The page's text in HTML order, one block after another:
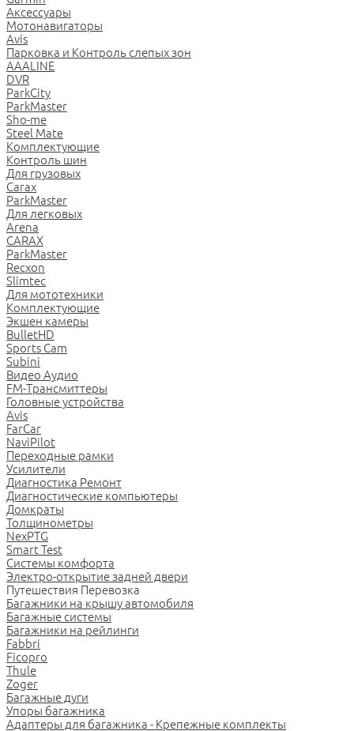
Аксессуары
Мотонавигаторы
Avis
Парковка и Контроль слепых зон
AAALINE
DVR
ParkCity
ParkMaster
Sho-me
Steel Mate
Комплектующие
Контроль шин
Для грузовых
Carax
ParkMaster
Для легковых
Arena
CARAX
ParkMaster
Recxon
Slimtec
Для мототехники
Комплектующие
Экшен камеры
BulletHD
Sports Cam
Subini
Видео Аудио
FM-Трансмиттеры
Головные устройства
Avis
FarCar
NaviPilot
Переходные рамки
Усилители
Диагностика Ремонт
Диагностические компьютеры
Домкраты
Толщинометры
NexPTG
Smart Test
Системы комфорта
Электро-открытие задней двери
Путешествия Перевозка
Багажники на крышу автомобиля
Багажные системы
Багажники на рейлинги
Fabbri
Ficopro
Thule
Zoger
Багажные дуги
Упоры багажника
Адаптеры для багажника - Крепежные комплекты